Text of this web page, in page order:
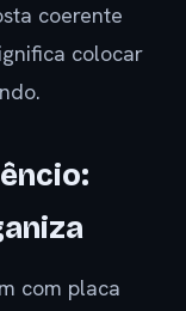
coerente
colocar
com placa